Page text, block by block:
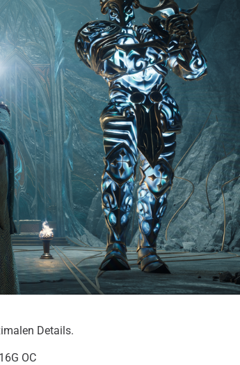
Details.
OC